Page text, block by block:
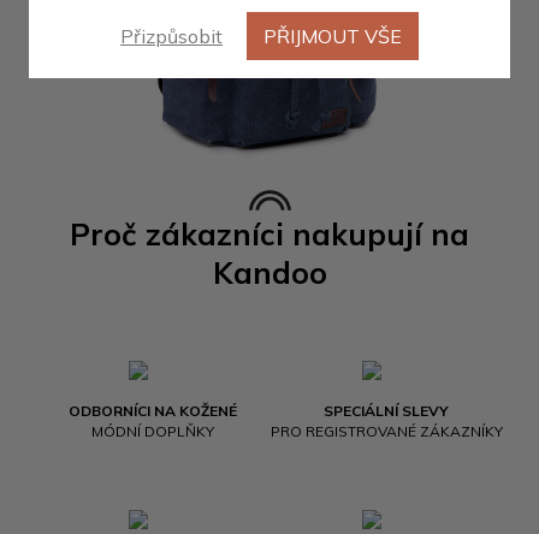
Proč zákazníci nakupují na
Kandoo
ODBORNÍCI NA KOŽENÉ
MÓDNÍ DOPLŇKY
SPECIÁLNÍ SLEVY
PRO REGISTROVANÉ ZÁKAZNÍKY
Přizpůsobit PŘIJMOUT VŠE